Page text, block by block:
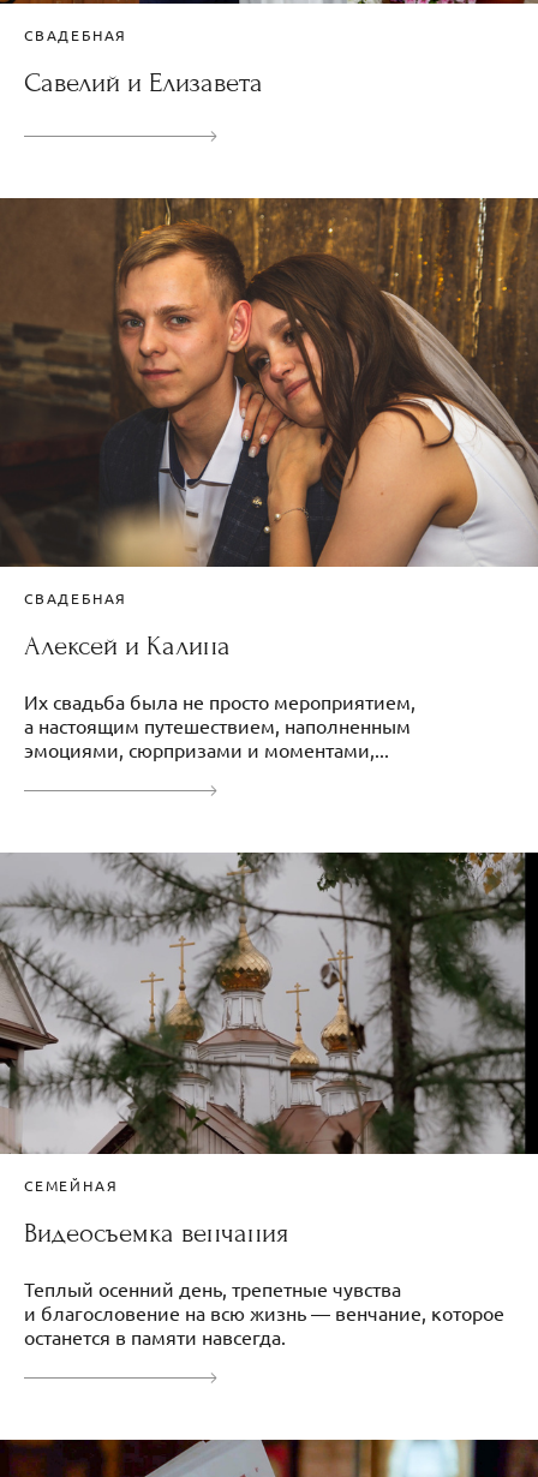
СВАДЕБНАЯ
Савелий и Елизавета
СВАДЕБНАЯ
Алексей и Калина
Их свадьба была не просто мероприятием,
а настоящим путешествием, наполненным
эмоциями, сюрпризами и моментами,...
СЕМЕЙНАЯ
Видеосъемка венчания
Теплый осенний день, трепетные чувства
и благословение на всю жизнь — венчание, которое
останется в памяти навсегда.